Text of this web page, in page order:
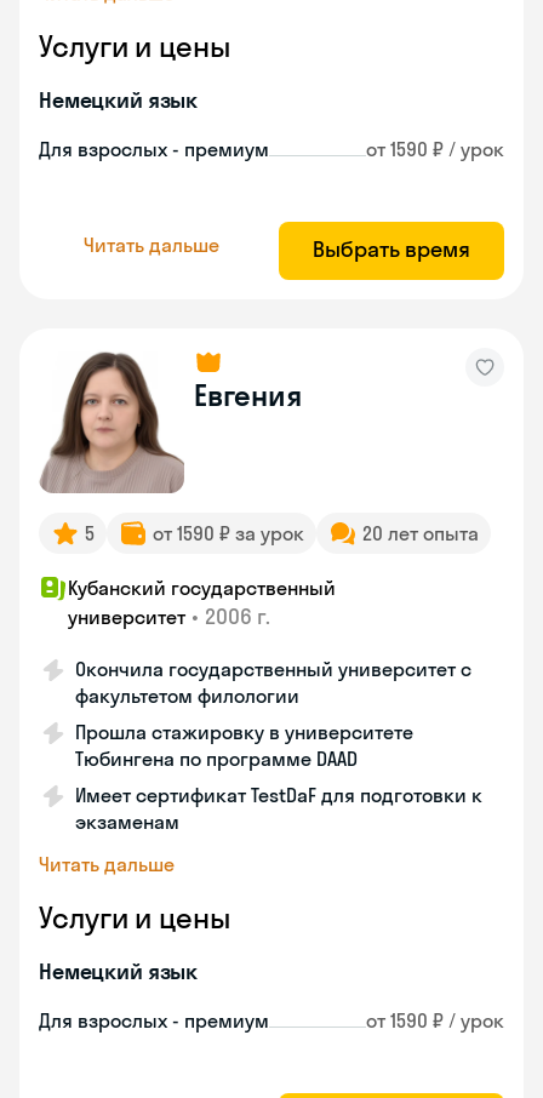
Услуги и цены
Немецкий язык
Для взрослых - премиум от 1590 ₽ / урок
Читать дальше Выбрать время
Евгения
5 от 1590 ₽ за урок 20 лет опыта
Кубанский государственный
университет • 2006 г.
Окончила государственный университет с
факультетом филологии
Прошла стажировку в университете
Тюбингена по программе DAAD
Имеет сертификат TestDaF для подготовки к
экзаменам
Читать дальше
Услуги и цены
Немецкий язык
Для взрослых - премиум от 1590 ₽ / урок